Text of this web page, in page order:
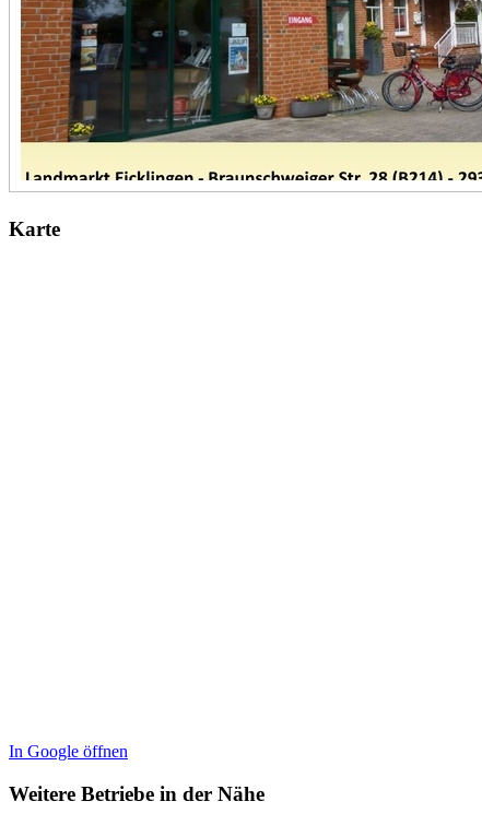
Karte
In Google öffnen
Weitere Betriebe in der Nähe